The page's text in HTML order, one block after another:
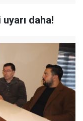
daha!